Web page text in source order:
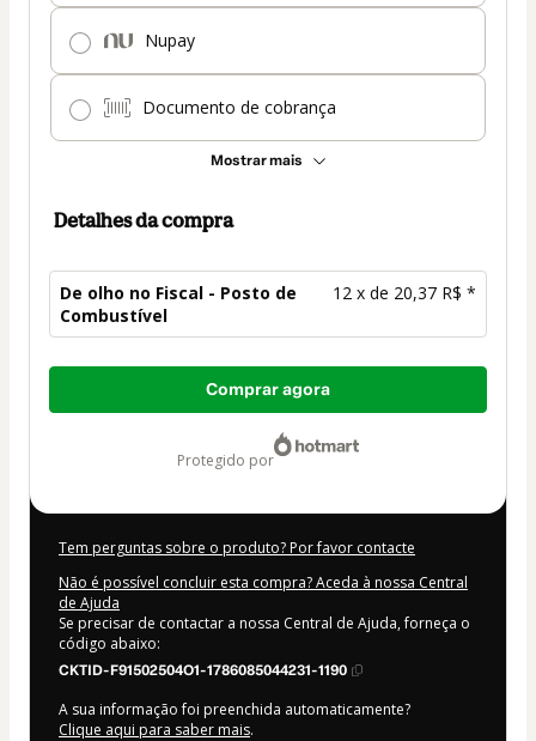
Nupay
Documento de cobrança
Mostrar mais
Detalhes da compra
De olho no Fiscal - Posto de
Combustível
12 x de 20,37 R$ *
Total
244,44 R$
Comprar agora
protegido por
Tem perguntas sobre o produto? Por favor contacte
Não é possível concluir esta compra? Aceda à nossa Central
de Ajuda
Se precisar de contactar a nossa Central de Ajuda, forneça o
código abaixo:
CKTID-F91502504O1-1786085044231-1190
A sua informação foi preenchida automaticamente?
Clique aqui para saber mais.